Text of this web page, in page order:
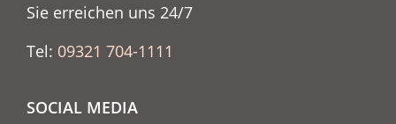
Sie erreichen uns 24/7
Tel: 09321 704-1111
SOCIAL MEDIA